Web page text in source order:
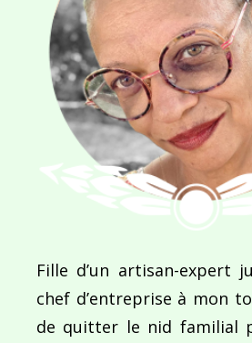
Fille d’un artisan-expert
chef d’entreprise à mon
de quitter le nid familial